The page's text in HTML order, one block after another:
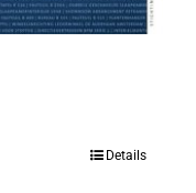
Details